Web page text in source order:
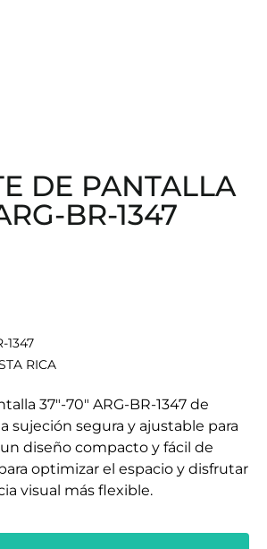
DE PANTALLA
BR-1347
1347
RICA
37"-70" ARG-BR-1347 de
sujeción segura y ajustable para
diseño compacto y fácil de
optimizar el espacio y disfrutar
visual más flexible.